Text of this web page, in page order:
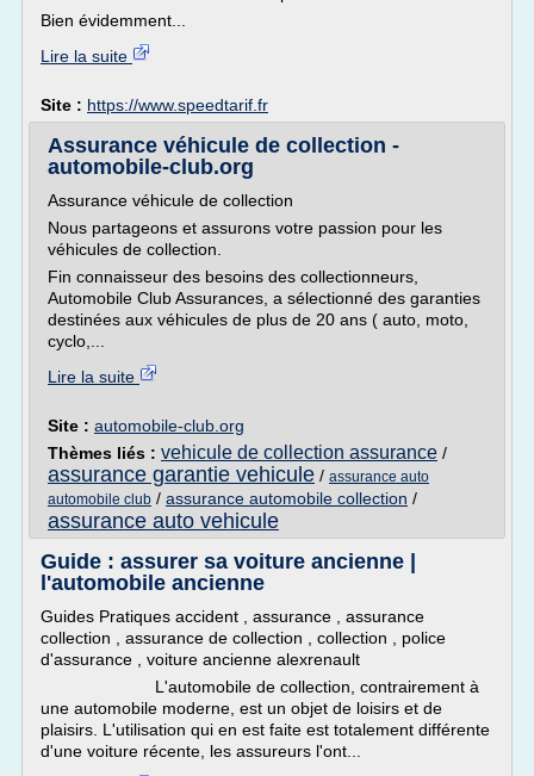
Bien évidemment...
Lire la suite
Site : https://www.speedtarif.fr
Assurance véhicule de collection -
automobile-club.org
Assurance véhicule de collection
Nous partageons et assurons votre passion pour les
véhicules de collection.
Fin connaisseur des besoins des collectionneurs,
Automobile Club Assurances, a sélectionné des garanties
destinées aux véhicules de plus de 20 ans ( auto, moto,
cyclo,...
Lire la suite
Site : automobile-club.org
Thèmes liés : vehicule de collection assurance /
assurance garantie vehicule / assurance auto
automobile club / assurance automobile collection /
assurance auto vehicule
Guide : assurer sa voiture ancienne |
l'automobile ancienne
Guides Pratiques accident , assurance , assurance
collection , assurance de collection , collection , police
d'assurance , voiture ancienne alexrenault
L'automobile de collection, contrairement à
une automobile moderne, est un objet de loisirs et de
plaisirs. L'utilisation qui en est faite est totalement différente
d'une voiture récente, les assureurs l'ont...